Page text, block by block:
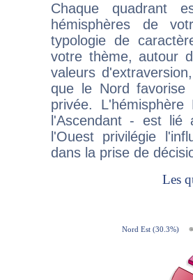
Chaque quadrant
hémisphères de
typologie de
votre thème, autour
valeurs
que le Nord favorise
privée.
l'Ascendant - est
l'Ouest privilégie
dans la prise de